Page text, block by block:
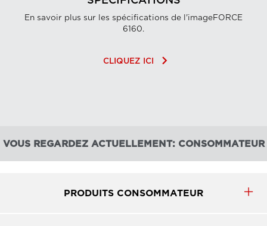
En savoir plus sur les spécifications de l'imageFORCE
6160.
CLIQUEZ ICI keyboard_arrow_right
VOUS REGARDEZ ACTUELLEMENT: CONSOMMATEUR
PRODUITS CONSOMMATEUR